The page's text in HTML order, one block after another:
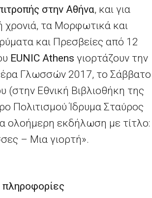
στην Αθήνα, και για
χρονιά, τα Μορφωτικά και
και Πρεσβείες από 12
EUNIC Athens γιορτάζουν την
Γλωσσών 2017, το Σάββατο
(στην Εθνική Βιβλιοθήκη της
Πολιτισμού Ίδρυμα Σταύρος
ολοήμερη εκδήλωση με τίτλο:
– Μια γιορτή».